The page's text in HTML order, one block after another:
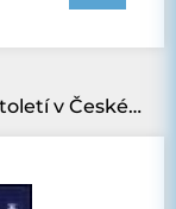
Nové kostely a kaple z konce 20. století v České republice